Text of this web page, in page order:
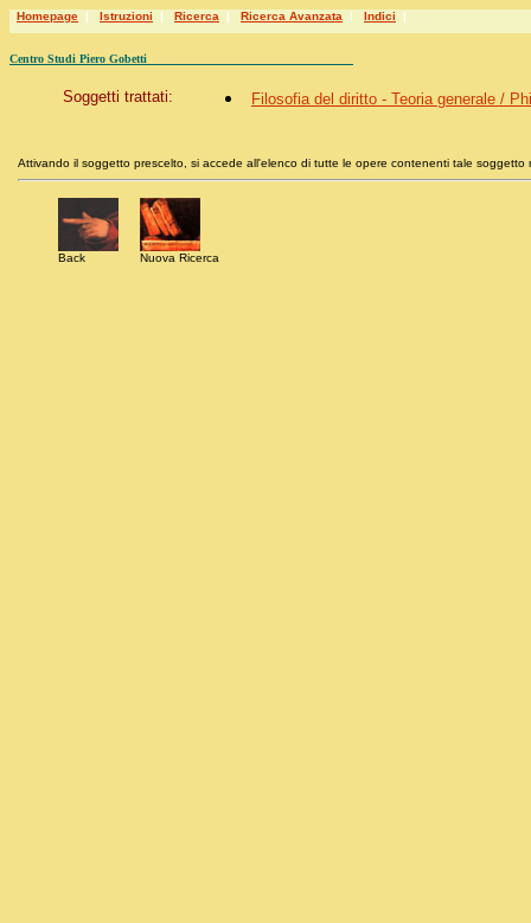
Homepage | Istruzioni | Ricerca | Ricerca Avanzata | Indici |
Centro Studi Piero Gobetti
Soggetti trattati: Filosofia del diritto - Teoria generale /
Attivando il soggetto prescelto, si accede all'elenco di tutte le opere contenenti tale soggetto
Back Nuova Ricerca